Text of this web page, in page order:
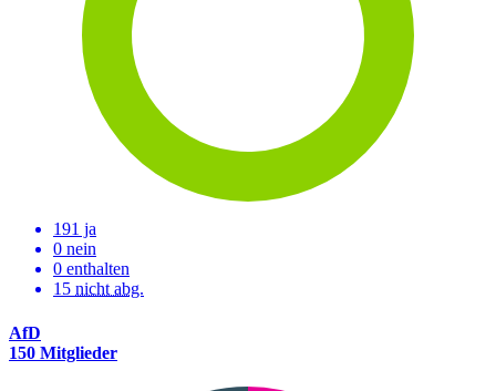
191 ja
0 nein
0 enthalten
15 nicht abg.
AfD
150 Mitglieder